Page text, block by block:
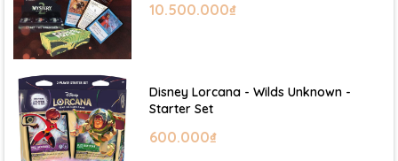
10.500.000₫
Disney Lorcana - Wilds Unknown -
Starter Set
600.000₫